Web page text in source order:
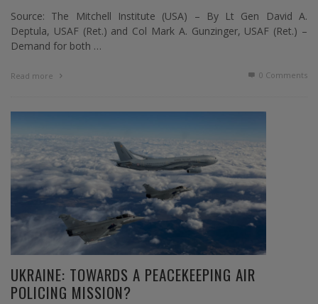
Source: The Mitchell Institute (USA) – By Lt Gen David A.
Deptula, USAF (Ret.) and Col Mark A. Gunzinger, USAF (Ret.) –
Demand for both …
Read more 0 Comments
UKRAINE: TOWARDS A PEACEKEEPING AIR
POLICING MISSION?